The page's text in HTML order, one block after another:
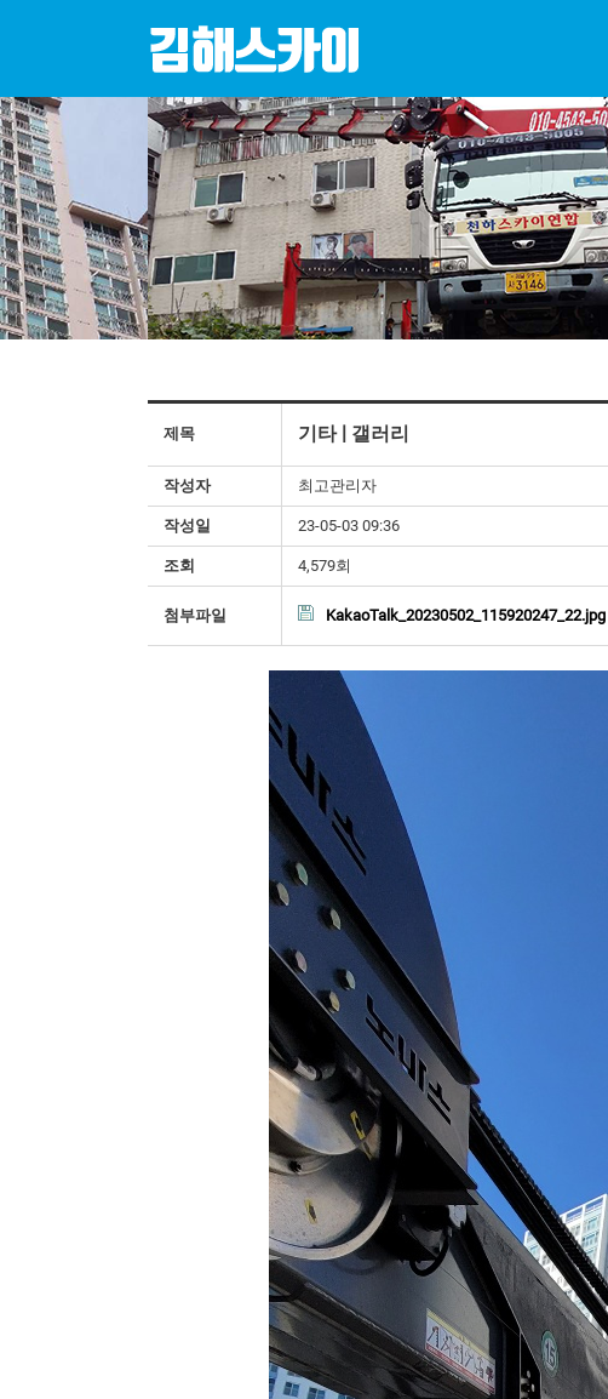
제목 기타 | 갤러리
작성자 최고관리자
작성일 23-05-03 09:36
조회 4,579회
첨부파일 KakaoTalk_20230502_115920247_22.jpg